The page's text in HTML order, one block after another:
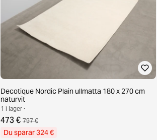
Decotique Nordic Plain ullmatta 180 x 270 cm
naturvit
1 i lager ·
473 € 797 €
Du sparar 324 €